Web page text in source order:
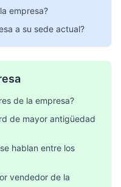
empresa?
a su sede actual?
de la empresa?
de mayor antigüedad
hablan entre los
vendedor de la